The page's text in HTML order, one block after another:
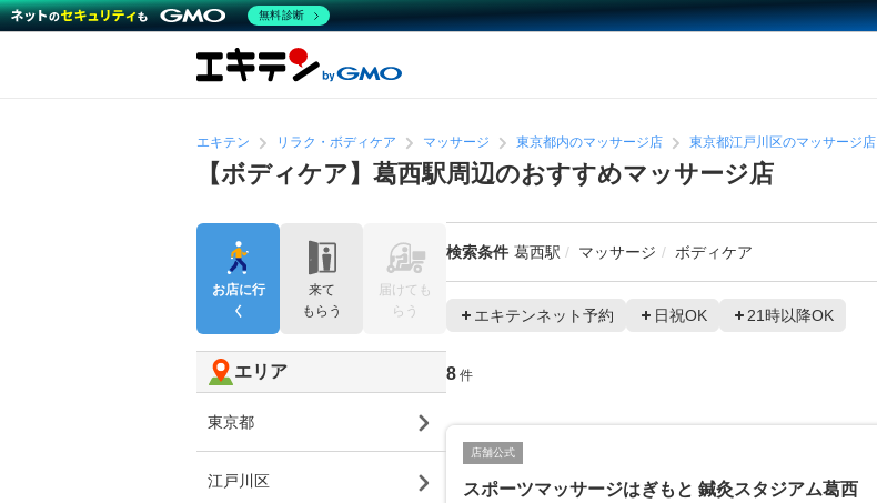
エキテン リラク・ボディケア マッサージ 東京都内のマッサージ店 東京都江戸川区のマッサージ店
【ボディケア】葛西駅周辺のおすすめマッサージ店
検索条件 葛西駅 マッサージ ボディケア
エキテンネット予約 日祝OK 21時以降OK
8 件
店舗公式
スポーツマッサージはぎもと 鍼灸スタジアム葛西
お店に行
く
来て
もらう
届けても
らう
エリア
東京都
江戸川区
無料診断